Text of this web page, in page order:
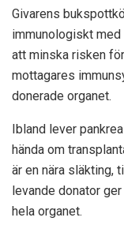
Givarens
immunologiskt
att minska risken
mottagares
donerade organet.
Ibland lever
hända om
är en nära släkting,
levande donator
hela organet.